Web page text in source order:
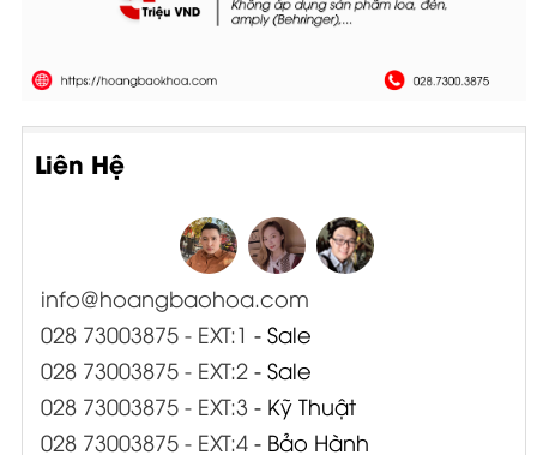
Liên Hệ
info@hoangbaohoa.com
028 73003875 - EXT:1 - Sale
028 73003875 - EXT:2- Sale
028 73003875 - EXT:3 - Kỹ Thuật
028 73003875 - EXT:4- Bảo Hành